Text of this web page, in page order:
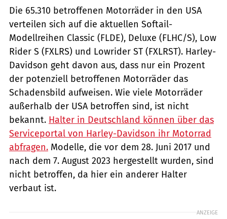
Die 65.310 betroffenen Motorräder in den USA
verteilen sich auf die aktuellen Softail-
Modellreihen Classic (FLDE), Deluxe (FLHC/S), Low
Rider S (FXLRS) und Lowrider ST (FXLRST). Harley-
Davidson geht davon aus, dass nur ein Prozent
der potenziell betroffenen Motorräder das
Schadensbild aufweisen. Wie viele Motorräder
außerhalb der USA betroffen sind, ist nicht
bekannt. Halter in Deutschland können über das
Serviceportal von Harley-Davidson ihr Motorrad
abfragen. Modelle, die vor dem 28. Juni 2017 und
nach dem 7. August 2023 hergestellt wurden, sind
nicht betroffen, da hier ein anderer Halter
verbaut ist.
ANZEIGE